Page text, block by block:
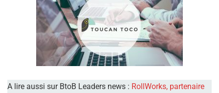
A lire aussi sur BtoB Leaders news : RollWorks, partenaire